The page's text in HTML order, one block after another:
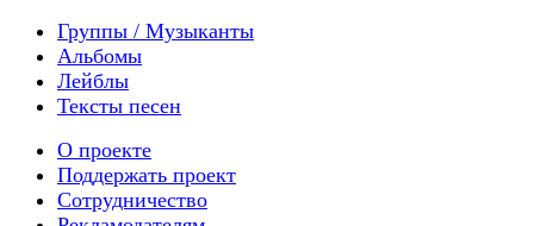
Группы / Музыканты
Альбомы
Лейблы
Тексты песен
О проекте
Поддержать проект
Сотрудничество